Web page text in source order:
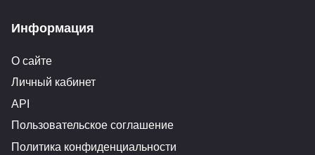
Информация
О сайте
Личный кабинет
API
Пользовательское соглашение
Политика конфиденциальности